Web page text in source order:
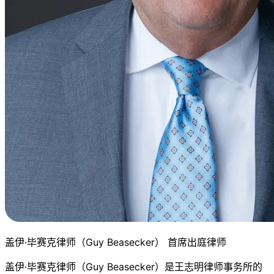
盖伊·毕赛克律师（Guy Beasecker） 首席出庭律师
盖伊·毕赛克律师（Guy Beasecker）是王志明律师事务所的